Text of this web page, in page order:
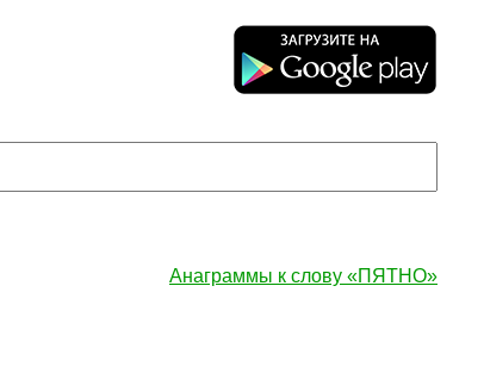
Анаграммы к слову «ПЯТНО»